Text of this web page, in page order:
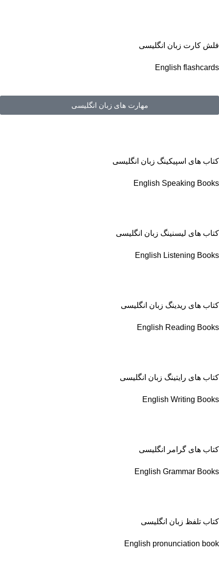
فلش کارت زبان انگلیسی
English flashcards
مهارت های زبان انگلیسی
کتاب های اسپیکینگ زبان انگلیسی
English Speaking Books
کتاب های لیسنینگ زبان انگلیسی
English Listening Books
کتاب های ریدینگ زبان انگلیسی
English Reading Books
کتاب های رایتینگ زبان انگلیسی
English Writing Books
کتاب های گرامر انگلیسی
English Grammar Books
کتاب تلفظ زبان انگلیسی
English pronunciation book